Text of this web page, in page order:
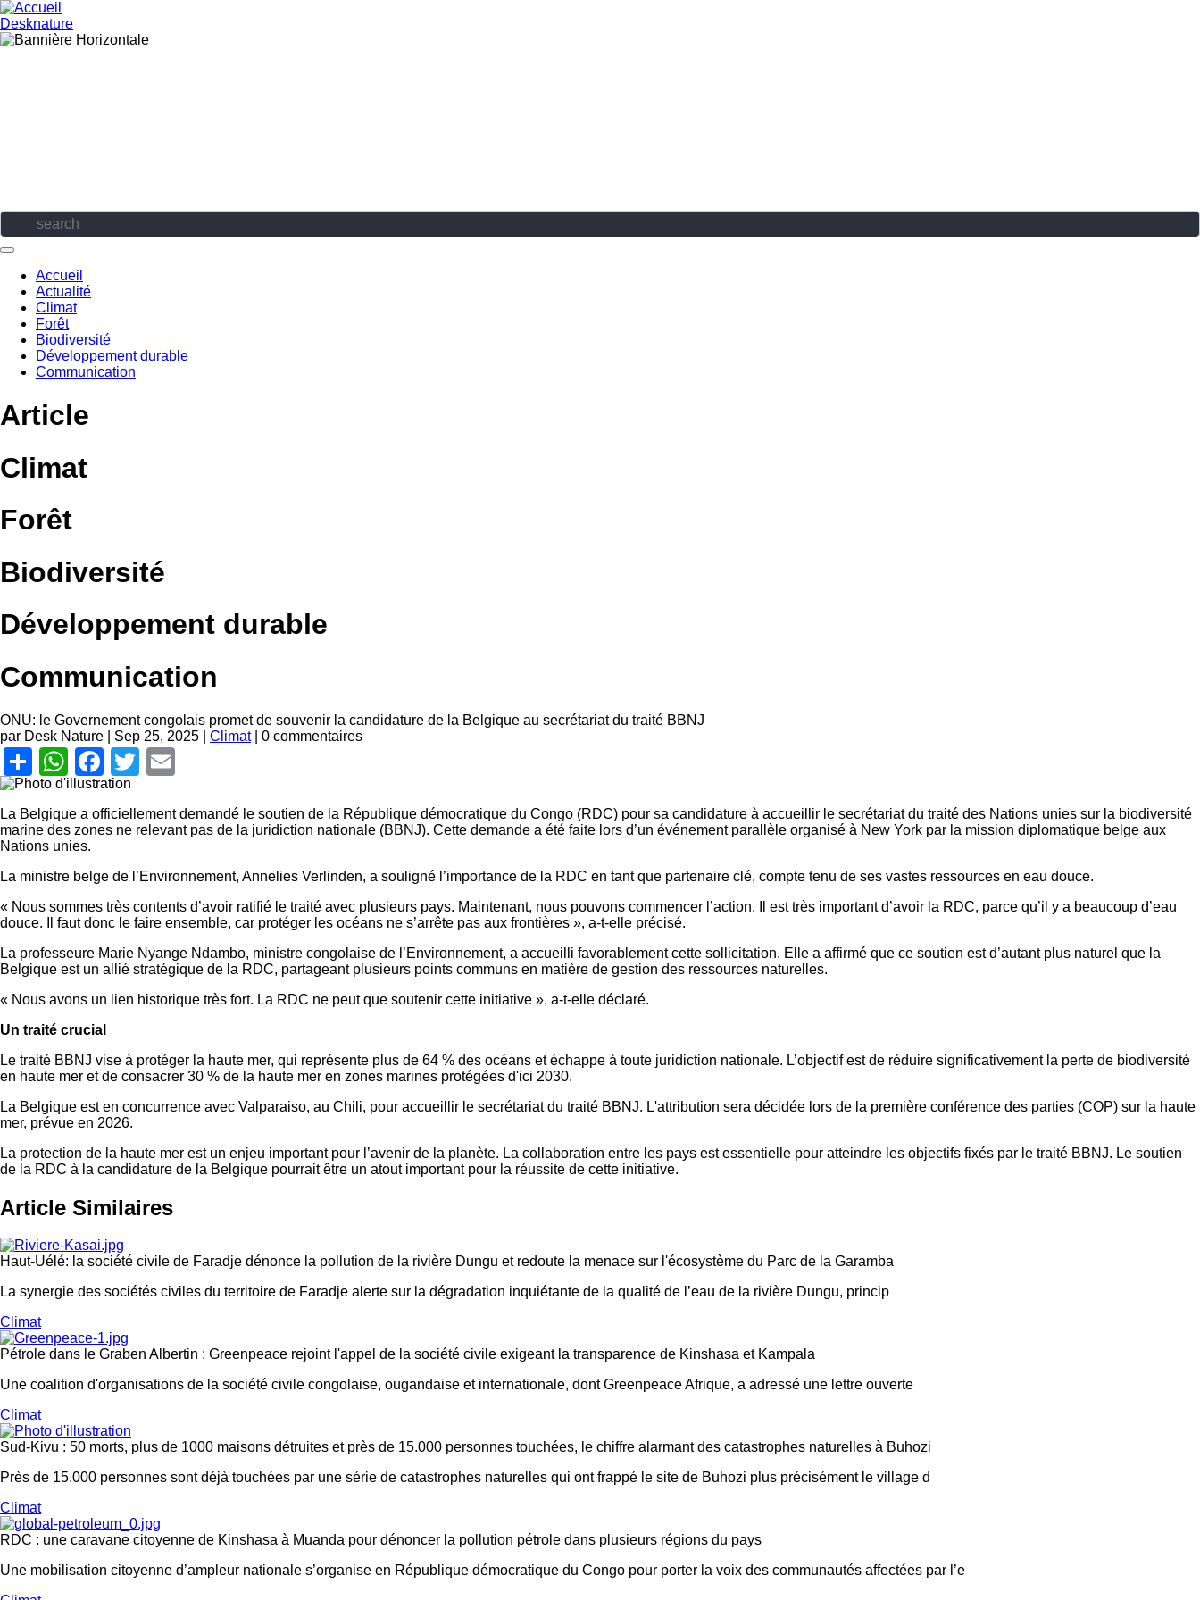
Aller
au
contenu
Desknature
Navigation
principale
Accueil
Actualité
Climat
Forêt
Biodiversité
Développement durable
Communication
Article
Climat
Forêt
Biodiversité
Développement durable
Communication
ONU: le Governement congolais promet de souvenir la candidature de la Belgique au secrétariat du traité BBNJ
par Desk Nature | Sep 25, 2025 Climat| 0 commentaires
ShareWhatsApp
Facebook
Twitter
La Belgique a officiellement demandé le soutien de la République démocratique du Congo (RDC) pour sa candidature à accueillir le secrétariat du traité des Nations unies sur la biodiversité
marine des zones ne relevant pas de la juridiction nationale (BBNJ). Cette demande a été faite lors d’un événement parallèle organisé à New York par la mission diplomatique belge aux
Nations unies.
La ministre belge de l’Environnement, Annelies Verlinden, a souligné l’importance de la RDC en tant que partenaire clé, compte tenu de ses vastes ressources en eau douce.
« Nous sommes très contents d’avoir ratifié le traité avec plusieurs pays. Maintenant, nous pouvons commencer l’action. Il est très important d’avoir la RDC, parce qu’il y a beaucoup d’eau
douce. Il faut donc le faire ensemble, car protéger les océans ne s’arrête pas aux frontières », a-t-elle précisé.
La professeure Marie Nyange Ndambo, ministre congolaise de l’Environnement, a accueilli favorablement cette sollicitation. Elle a affirmé que ce soutien est d’autant plus naturel que la
Belgique est un allié stratégique de la RDC, partageant plusieurs points communs en matière de gestion des ressources naturelles.
« Nous avons un lien historique très fort. La RDC ne peut que soutenir cette initiative », a-t-elle déclaré.
Un traité crucial
Le traité BBNJ vise à protéger la haute mer, qui représente plus de 64 % des océans et échappe à toute juridiction nationale. L’objectif est de réduire significativement la perte de biodiversité
en haute mer et de consacrer 30 % de la haute mer en zones marines protégées d'ici 2030.
La Belgique est en concurrence avec Valparaiso, au Chili, pour accueillir le secrétariat du traité BBNJ. L'attribution sera décidée lors de la première conférence des parties (COP) sur la haute
mer, prévue en 2026.
La protection de la haute mer est un enjeu important pour l’avenir de la planète. La collaboration entre les pays est essentielle pour atteindre les objectifs fixés par le traité BBNJ. Le soutien
de la RDC à la candidature de la Belgique pourrait être un atout important pour la réussite de cette initiative.
Article Similaires
Haut-Uélé: la société civile de Faradje dénonce la pollution de la rivière Dungu et redoute la menace sur l'écosystème du Parc de la Garamba
La synergie des sociétés civiles du territoire de Faradje alerte sur la dégradation inquiétante de la qualité de l’eau de la rivière Dungu, princip
Climat
Pétrole dans le Graben Albertin : Greenpeace rejoint l'appel de la société civile exigeant la transparence de Kinshasa et Kampala
Une coalition d'organisations de la société civile congolaise, ougandaise et internationale, dont Greenpeace Afrique, a adressé une lettre ouverte
Climat
Sud-Kivu : 50 morts, plus de 1000 maisons détruites et près de 15.000 personnes touchées, le chiffre alarmant des catastrophes naturelles à Buhozi
Près de 15.000 personnes sont déjà touchées par une série de catastrophes naturelles qui ont frappé le site de Buhozi plus précisément le village d
Climat
RDC : une caravane citoyenne de Kinshasa à Muanda pour dénoncer la pollution pétrole dans plusieurs régions du pays
Une mobilisation citoyenne d’ampleur nationale s’organise en République démocratique du Congo pour porter la voix des communautés affectées par l’e